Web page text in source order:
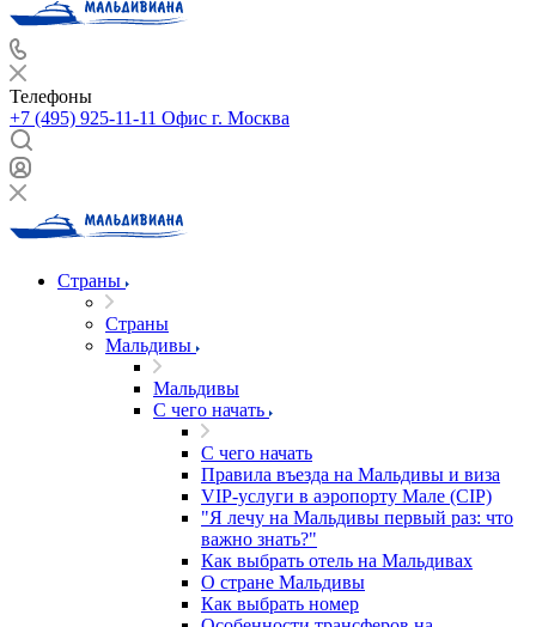
Телефоны
+7 (495) 925-11-11 Офис г. Москва
Страны
Страны
Мальдивы
Мальдивы
С чего начать
С чего начать
Правила въезда на Мальдивы и виза
VIP-услуги в аэропорту Мале (CIP)
"Я лечу на Мальдивы первый раз: что
важно знать?"
Как выбрать отель на Мальдивах
О стране Мальдивы
Как выбрать номер